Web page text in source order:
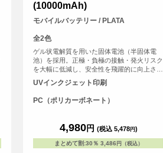
(10000mAh)
モバイルバッテリー / PLATA
全2色
ゲル状電解質を用いた固体電池（半固体電
池）を採用。正極・負極の接触・発火リスク
を大幅に低減し、安全性を飛躍的に向上させ
たモバイルバッテリーです。 <br> ■長寿命
設計で経済的(約1000回充放電サイクルに対
応)。<br> ■動作温度域が-10℃～60℃と広
く、暑さにも寒さにも強い。<br> ■持ち運び
端の充電規格USB PD(USB Power Delivery)
対応！USB PD対応のスマホ、タブレットへ
の、最大20W超急速充電が可能<br> ■バッテ
UVインクジェット印刷
PC（ポリカーボネート）
4,980円 (税込 5,478円)
まとめて割:30％ 3,486 円（税込）